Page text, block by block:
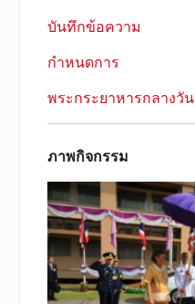
บันทึกข้อความ
กำหนดการ
พระกระยาหารกลางวัน
ภาพกิจกรรม